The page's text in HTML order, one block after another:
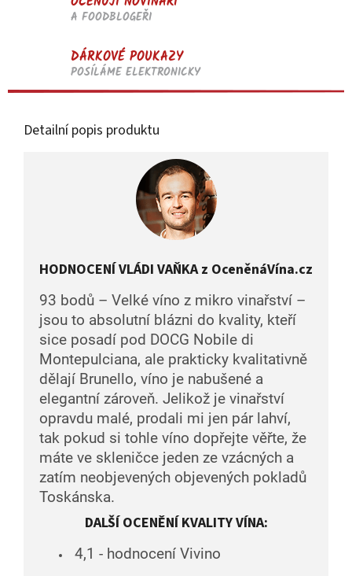
A FOODBLOGEŘI
DÁRKOVÉ POUKAZY
POSÍLÁME ELEKTRONICKY
Detailní popis produktu
HODNOCENÍ VLÁDI VAŇKA z OceněnáVína.cz
93 bodů – Velké víno z mikro vinařství –
jsou to absolutní blázni do kvality, kteří
sice posadí pod DOCG Nobile di
Montepulciana, ale prakticky kvalitativně
dělají Brunello, víno je nabušené a
elegantní zároveň. Jelikož je vinařství
opravdu malé, prodali mi jen pár lahví,
tak pokud si tohle víno dopřejte věřte, že
máte ve skleničce jeden ze vzácných a
zatím neobjevených objevených pokladů
Toskánska.
DALŠÍ OCENĚNÍ KVALITY VÍNA:
4,1 - hodnocení Vivino